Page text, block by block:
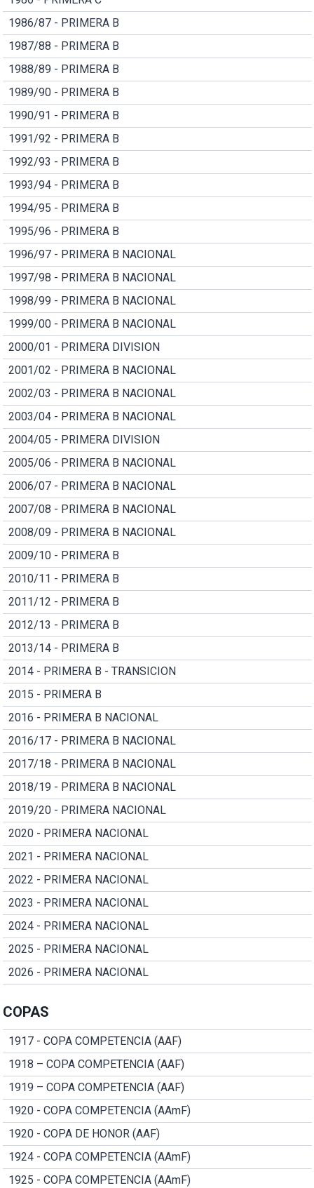
1986/87 - PRIMERA B
1987/88 - PRIMERA B
1988/89 - PRIMERA B
1989/90 - PRIMERA B
1990/91 - PRIMERA B
1991/92 - PRIMERA B
1992/93 - PRIMERA B
1993/94 - PRIMERA B
1994/95 - PRIMERA B
1995/96 - PRIMERA B
1996/97 - PRIMERA B NACIONAL
1997/98 - PRIMERA B NACIONAL
1998/99 - PRIMERA B NACIONAL
1999/00 - PRIMERA B NACIONAL
2000/01 - PRIMERA DIVISION
2001/02 - PRIMERA B NACIONAL
2002/03 - PRIMERA B NACIONAL
2003/04 - PRIMERA B NACIONAL
2004/05 - PRIMERA DIVISION
2005/06 - PRIMERA B NACIONAL
2006/07 - PRIMERA B NACIONAL
2007/08 - PRIMERA B NACIONAL
2008/09 - PRIMERA B NACIONAL
2009/10 - PRIMERA B
2010/11 - PRIMERA B
2011/12 - PRIMERA B
2012/13 - PRIMERA B
2013/14 - PRIMERA B
2014 - PRIMERA B - TRANSICION
2015 - PRIMERA B
2016 - PRIMERA B NACIONAL
2016/17 - PRIMERA B NACIONAL
2017/18 - PRIMERA B NACIONAL
2018/19 - PRIMERA B NACIONAL
2019/20 - PRIMERA NACIONAL
2020 - PRIMERA NACIONAL
2021 - PRIMERA NACIONAL
2022 - PRIMERA NACIONAL
2023 - PRIMERA NACIONAL
2024 - PRIMERA NACIONAL
2025 - PRIMERA NACIONAL
2026 - PRIMERA NACIONAL
COPAS
1917 - COPA COMPETENCIA (AAF)
1918 – COPA COMPETENCIA (AAF)
1919 – COPA COMPETENCIA (AAF)
1920 - COPA COMPETENCIA (AAmF)
1920 - COPA DE HONOR (AAF)
1924 - COPA COMPETENCIA (AAmF)
1925 - COPA COMPETENCIA (AAmF)